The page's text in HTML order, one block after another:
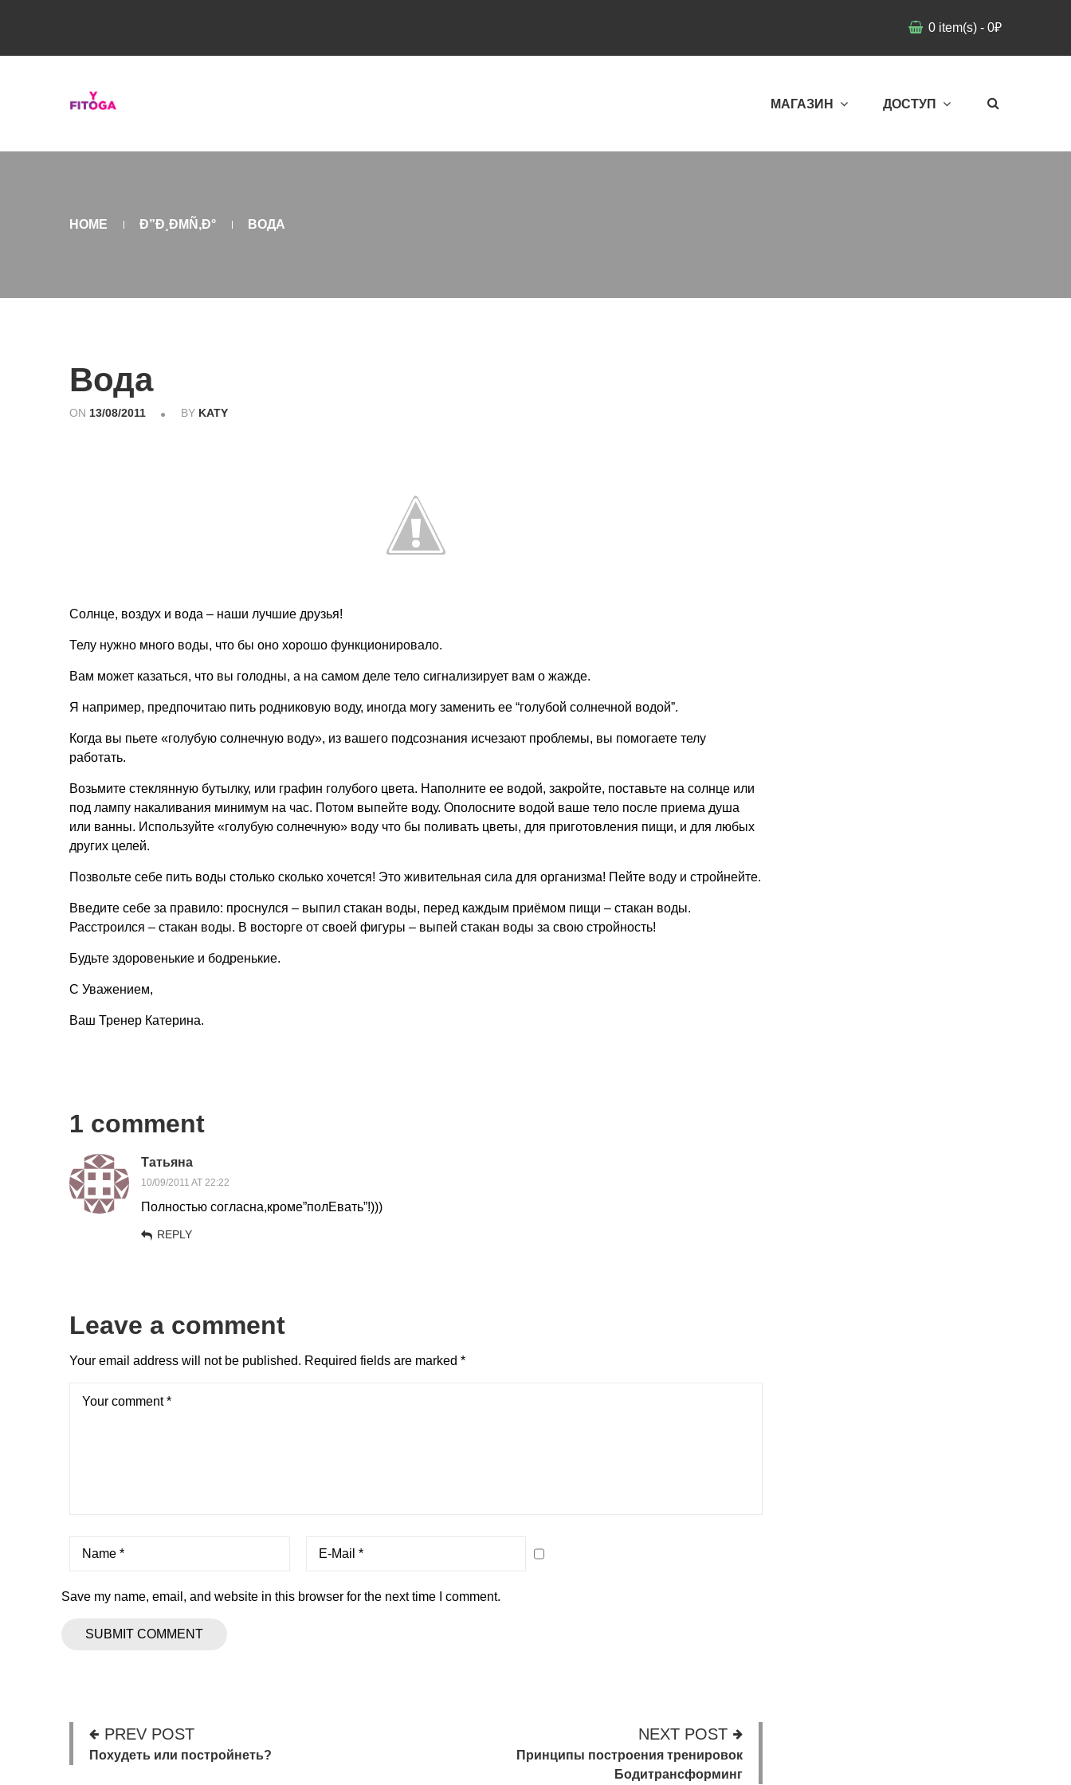
0 item(s) - 0₽
МАГАЗИН ДОСТУП
HOME Ð”Ð¸ÐΜÑ‚Ð° ВОДА
Вода
ON 13/08/2011 BY KATY
Солнце, воздух и вода – наши лучшие друзья!
Телу нужно много воды, что бы оно хорошо функционировало.
Вам может казаться, что вы голодны, а на самом деле тело сигнализирует вам о жажде.
Я например, предпочитаю пить родниковую воду, иногда могу заменить ее “голубой солнечной водой”.
Когда вы пьете «голубую солнечную воду», из вашего подсознания исчезают проблемы, вы помогаете телу
работать.
Возьмите стеклянную бутылку, или графин голубого цвета. Наполните ее водой, закройте, поставьте на солнце или
под лампу накаливания минимум на час. Потом выпейте воду. Ополосните водой ваше тело после приема душа
или ванны. Используйте «голубую солнечную» воду что бы поливать цветы, для приготовления пищи, и для любых
других целей.
Позвольте себе пить воды столько сколько хочется! Это живительная сила для организма! Пейте воду и стройнейте.
Введите себе за правило: проснулся – выпил стакан воды, перед каждым приёмом пищи – стакан воды.
Расстроился – стакан воды. В восторге от свoей фигуры – выпей стакан воды за свою стройность!
Будьте здоровенькие и бодренькие.
С Уважением,
Ваш Тренер Катерина.
1 comment
Татьяна
10/09/2011 AT 22:22
Полностью согласна,кроме”полЕвать”!)))
REPLY
Leave a comment
Your email address will not be published. Required fields are marked *
Save my name, email, and website in this browser for the next time I comment.
PREV POST
Похудеть или постройнеть?
NEXT POST
Принципы построения тренировок
Бодитрансформинг